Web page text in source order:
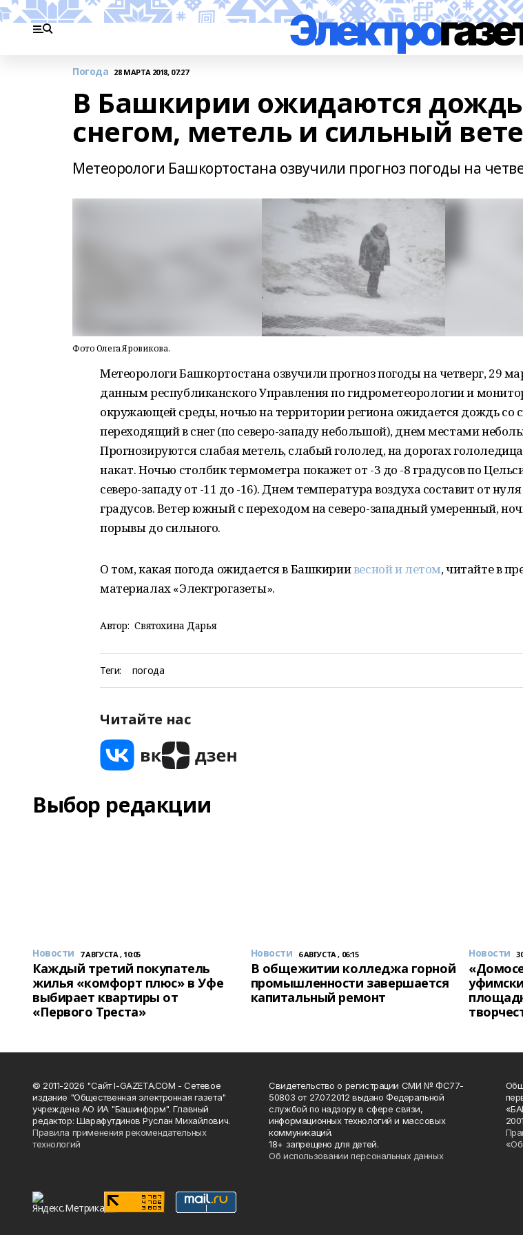
Погода 28 МАРТА 2018, 07:27
В Башкирии ожидаются дождь
снегом, метель и сильный
Метеорологи Башкортостана озвучили прогноз погоды на
Фото Олега Яровикова.
Метеорологи Башкортостана озвучили прогноз погоды на четверг, 29
данным республиканского Управления по гидрометеорологии и
окружающей среды, ночью на территории региона ожидается дождь со
переходящий в снег (по северо-западу небольшой), днем местами
Прогнозируются слабая метель, слабый гололед, на дорогах
накат. Ночью столбик термометра покажет от -3 до -8 градусов по
северо-западу от -11 до -16). Днем температура воздуха составит от нуля
градусов. Ветер южный с переходом на северо-западный умеренный,
порывы до сильного.
О том, какая погода ожидается в Башкириивесной и летом, читайте в
материалах «Электрогазеты».
Автор: Святохина Дарья
Теги: погода
Читайте нас
Выбор редакции
Новости 7 АВГУСТА , 10:05
Каждый третий покупатель
жилья «комфорт плюс» в Уфе
выбирает квартиры от
«Первого Треста»
Новости 6 АВГУСТА , 06:15
В общежитии колледжа горной
промышленности завершается
капитальный ремонт
Новости
© 2011-2026 "Сайт I-GAZETA.COM - Сетевое
издание "Общественная электронная газета"
учреждена АО ИА "Башинформ". Главный
редактор: Шарафутдинов Руслан Михайлович.
Правила применения рекомендательных
технологий
Свидетельство о регистрации СМИ № ФС77-
50803 от 27.07.2012 выдано Федеральной
службой по надзору в сфере связи,
информационных технологий и массовых
коммуникаций.
18+ запрещено для детей.
Об использовании персональных данных